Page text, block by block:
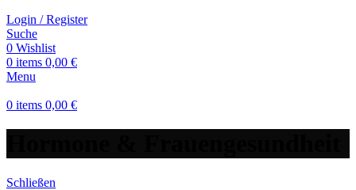
Login / Register
Suche
0 Wishlist
0 items 0,00 €
Menu
0 items 0,00 €
Schließen